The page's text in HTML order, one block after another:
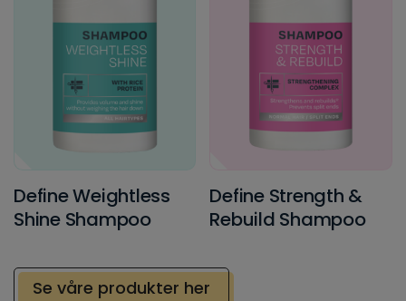
Define Weightless
Shine Shampoo
Define Strength &
Rebuild Shampoo
Se våre produkter her